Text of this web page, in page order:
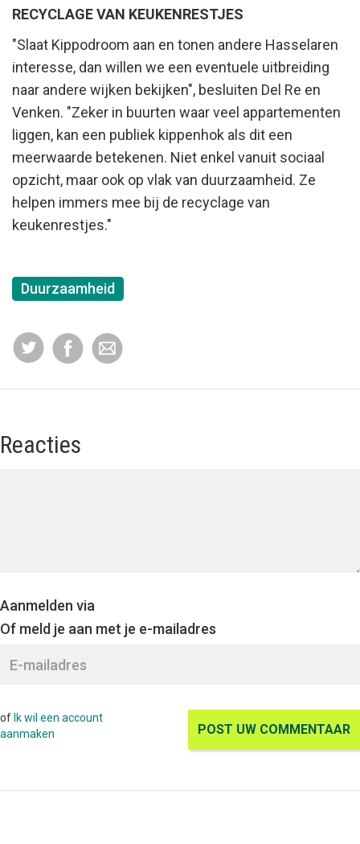
RECYCLAGE VAN KEUKENRESTJES
"Slaat Kippodroom aan en tonen andere Hasselaren
interesse, dan willen we een eventuele uitbreiding
naar andere wijken bekijken", besluiten Del Re en
Venken. "Zeker in buurten waar veel appartementen
liggen, kan een publiek kippenhok als dit een
meerwaarde betekenen. Niet enkel vanuit sociaal
opzicht, maar ook op vlak van duurzaamheid. Ze
helpen immers mee bij de recyclage van
keukenrestjes."
Duurzaamheid
Reacties
Aanmelden via
Of meld je aan met je e-mailadres
of Ik wil een account
aanmaken